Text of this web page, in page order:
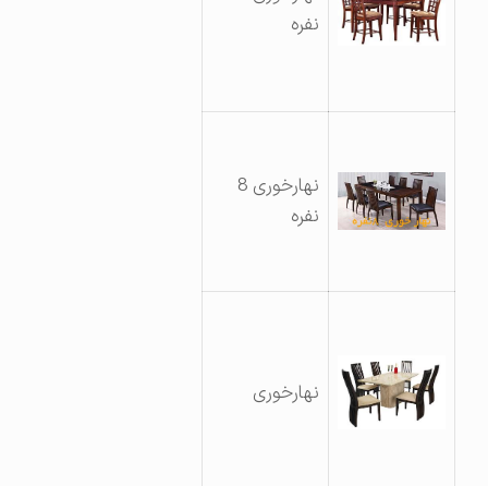
نفره
نهارخوری 8
نفره
نهارخوری